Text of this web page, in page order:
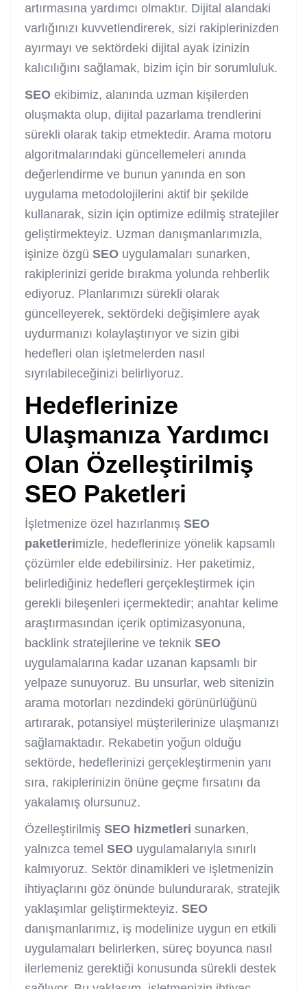
artırmasına yardımcı olmaktır. Dijital alandaki
varlığınızı kuvvetlendirerek, sizi rakiplerinizden
ayırmayı ve sektördeki dijital ayak izinizin
kalıcılığını sağlamak, bizim için bir sorumluluk.
SEO ekibimiz, alanında uzman kişilerden
oluşmakta olup, dijital pazarlama trendlerini
sürekli olarak takip etmektedir. Arama motoru
algoritmalarındaki güncellemeleri anında
değerlendirme ve bunun yanında en son
uygulama metodolojilerini aktif bir şekilde
kullanarak, sizin için optimize edilmiş stratejiler
geliştirmekteyiz. Uzman danışmanlarımızla,
işinize özgü SEO uygulamaları sunarken,
rakiplerinizi geride bırakma yolunda rehberlik
ediyoruz. Planlarımızı sürekli olarak
güncelleyerek, sektördeki değişimlere ayak
uydurmanızı kolaylaştırıyor ve sizin gibi
hedefleri olan işletmelerden nasıl
sıyrılabileceğinizi belirliyoruz.
Hedeflerinize
Ulaşmanıza Yardımcı
Olan Özelleştirilmiş
SEO Paketleri
İşletmenize özel hazırlanmış SEO
paketlerimizle, hedeflerinize yönelik kapsamlı
çözümler elde edebilirsiniz. Her paketimiz,
belirlediğiniz hedefleri gerçekleştirmek için
gerekli bileşenleri içermektedir; anahtar kelime
araştırmasından içerik optimizasyonuna,
backlink stratejilerine ve teknik SEO
uygulamalarına kadar uzanan kapsamlı bir
yelpaze sunuyoruz. Bu unsurlar, web sitenizin
arama motorları nezdindeki görünürlüğünü
artırarak, potansiyel müşterilerinize ulaşmanızı
sağlamaktadır. Rekabetin yoğun olduğu
sektörde, hedeflerinizi gerçekleştirmenin yanı
sıra, rakiplerinizin önüne geçme fırsatını da
yakalamış olursunuz.
Özelleştirilmiş SEO hizmetleri sunarken,
yalnızca temel SEO uygulamalarıyla sınırlı
kalmıyoruz. Sektör dinamikleri ve işletmenizin
ihtiyaçlarını göz önünde bulundurarak, stratejik
yaklaşımlar geliştirmekteyiz. SEO
danışmanlarımız, iş modelinize uygun en etkili
uygulamaları belirlerken, süreç boyunca nasıl
ilerlemeniz gerektiği konusunda sürekli destek